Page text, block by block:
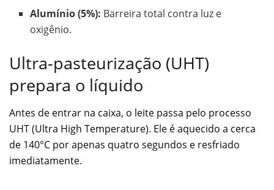
Alumínio (5%): Barreira total contra luz e
oxigênio.
Ultra-pasteurização (UHT)
prepara o líquido
Antes de entrar na caixa, o leite passa pelo processo
UHT (Ultra High Temperature). Ele é aquecido a cerca
de 140°C por apenas quatro segundos e resfriado
imediatamente.